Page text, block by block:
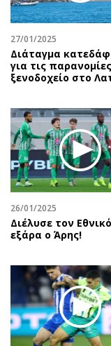
Επιχειρήσεις
Αγορές
Money Review
AstroBank Properties
Ενέργεια
Ναυτιλία
Περιβάλλον
Ελλάδα
Κόσμος
Παράξενα
Πολιτισμός
Θέατρο-Χορός
Μουσική
Εικαστικά
Βιβλίο
27/01/2025
Διάταγμα
για τις
ξενοδοχείο στο
26/01/2025
Διέλυσε τον
εξάρα ο Άρης!